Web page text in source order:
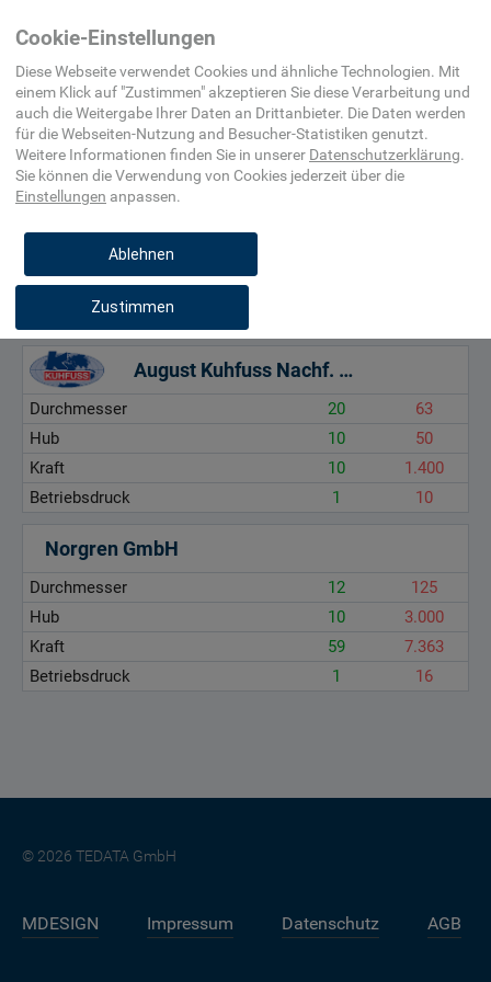
und
Prozessleittechnik
Durchmesser, mm
Hub, mm
Kraft, N
August Kuhfuss Nachf. Ohlendorf GmbH
Durchmesser 20
63
Hub
10
50
Kraft
10
1.400
Betriebsdruck
1 10
Norgren GmbH
Durchmesser 12
125
Hub
10
3.000
Kraft
59
7.363
Betriebsdruck
1 16
© 2026 TEDATA GmbH
MDESIGN Impressum Datenschutz AGB
Cookie-Einstellungen
Diese Webseite verwendet Cookies und ähnliche Technologien. Mit
einem Klick auf "Zustimmen" akzeptieren Sie diese Verarbeitung und
auch die Weitergabe Ihrer Daten an Drittanbieter. Die Daten werden
für dieWebseiten-Nutzung and Besucher-Statistiken genutzt.
Weitere Informationen finden Sie in unserer Datenschutzerklärung.
Sie können die Verwendung von Cookies jederzeit über die
Einstellungen anpassen.
Ablehnen
Zustimmen